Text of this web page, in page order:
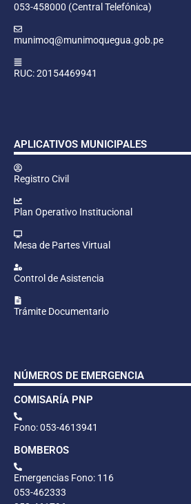
053-458000 (Central Telefónica)
munimoq@munimoquegua.gob.pe
RUC: 20154469941
APLICATIVOS MUNICIPALES
Registro Civil
Plan Operativo Institucional
Mesa de Partes Virtual
Control de Asistencia
Trámite Documentario
NÚMEROS DE EMERGENCIA
COMISARÍA PNP
Fono: 053-4613941
BOMBEROS
Emergencias Fono: 116
053-462333